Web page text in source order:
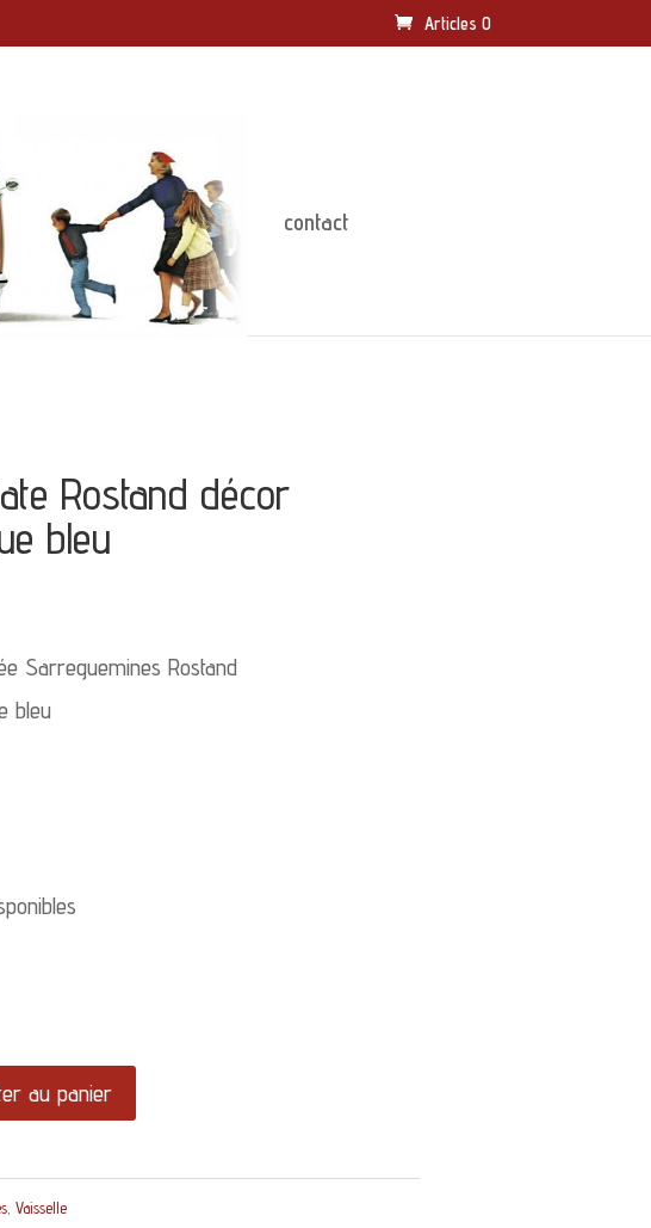
Articles 0
contact
Rostand décor
bleu
Sarreguemines Rostand
bleu
au panier
, Vaisselle